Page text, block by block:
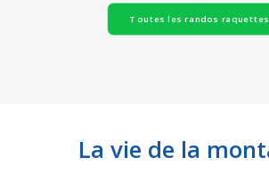
Toutes les randos raquettes
La vie de la